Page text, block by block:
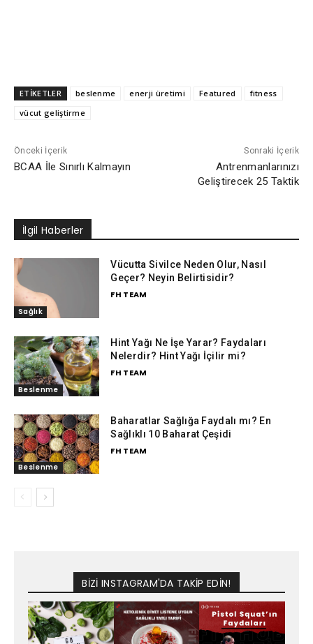
ETİKETLER beslenme enerji üretimi Featured
fitness
vücut geliştirme
Önceki İçerik
BCAA İle Sınırlı Kalmayın
Sonraki İçerik
Antrenmanlarınızı
Geliştirecek 25 Taktik
İlgil Haberler
Sağlık
Vücutta Sivilce Neden Olur, Nasıl
Geçer? Neyin Belirtisidir?
FH TEAM
Beslenme
Hint Yağı Ne İşe Yarar? Faydaları
Nelerdir? Hint Yağı İçilir mi?
FH TEAM
Beslenme
Baharatlar Sağlığa Faydalı mı? En
Sağlıklı 10 Baharat Çeşidi
FH TEAM
BİZİ INSTAGRAM'DA TAKİP EDİN!